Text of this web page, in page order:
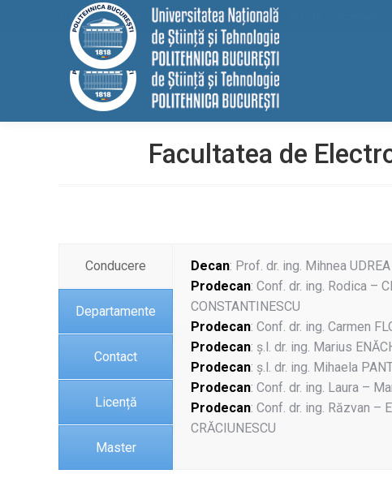
EELISA HRS4R Internațional ALUMNI
Facultatea de
Conducere
Departamente
Contact
Licență
Master
Decan: Prof. dr. ing. Mihnea UDREA
Prodecan: Conf. dr. ing. Rodica –
CONSTANTINESCU
Prodecan: Conf. dr. ing. Carmen
Prodecan: ș.l. dr. ing. Marius
Prodecan: ș.l. dr. ing. Mihaela
Prodecan: Conf. dr. ing. Laura –
Prodecan: Conf. dr. ing. Răzvan –
CRĂCIUNESCU